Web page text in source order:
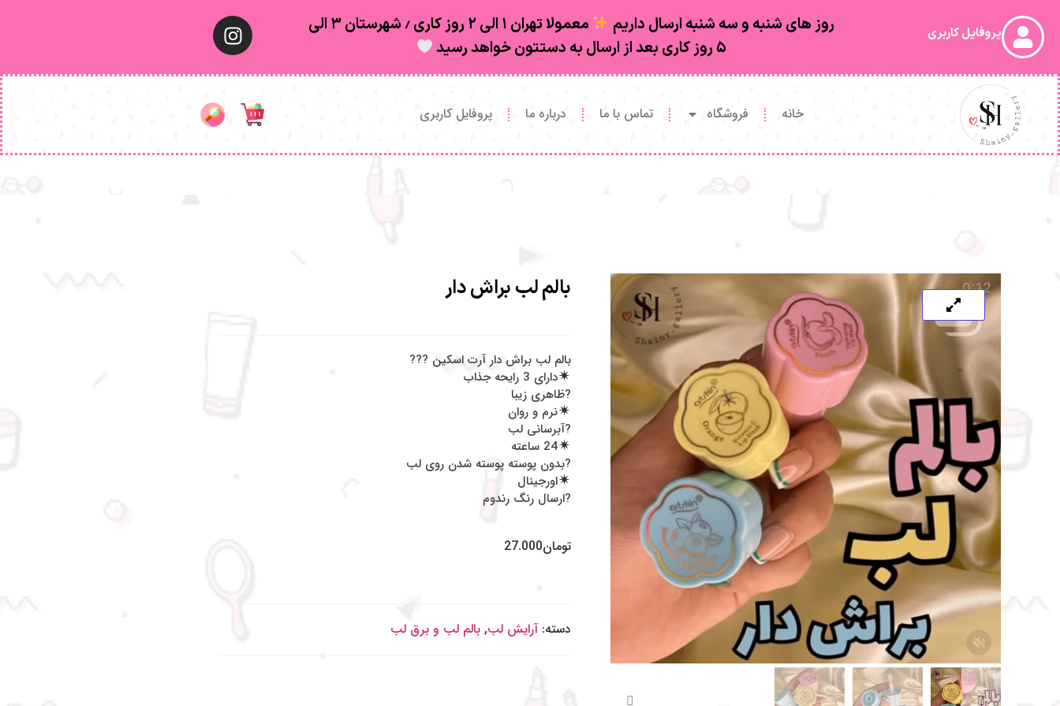
پروفایل کاربری روز های شنبه و سه شنبه ارسال داریم
معمولا تهران ۱ الی ۲ روز‌ کاری ٫ شهرستان ۳ الی
۵ روز کاری بعد از ارسال به دستتون خواهد رسید
خانه فروشگاه تماس با ما درباره ما پروفایل کاربری
بالم لب براش دار
بالم لب براش دار آرت اسکین ???
دارای 3 رایحه جذاب
?ظاهری زیبا
نرم و روان
?آبرسانی لب
24 ساعته
?بدون پوسته پوسته شدن روی لب‌
اورجینال
?ارسال رنگ رندوم
تومان27.000
دسته: آرایش لب, بالم لب و برق لب